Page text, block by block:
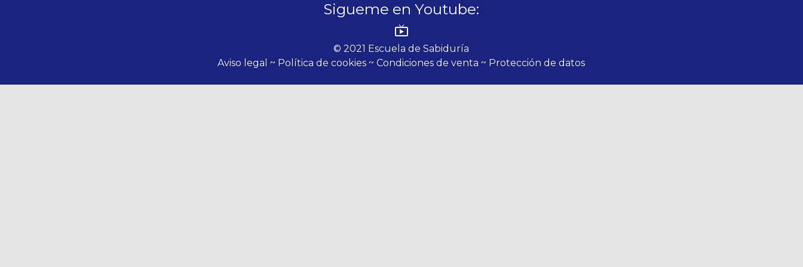
Sigueme en Youtube:
live_tv
© 2021 Escuela de Sabiduría
Aviso legal ~ Política de cookies ~Condiciones de venta ~ Protección de datos